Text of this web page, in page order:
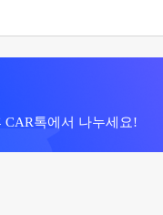
CAR톡에서 나누세요!